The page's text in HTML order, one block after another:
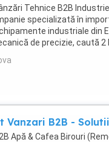
Tehnice B2B
specializată în
industriale din
de precizie, caută
...
Vanzari B2B -
Apă & Cafea Birouri